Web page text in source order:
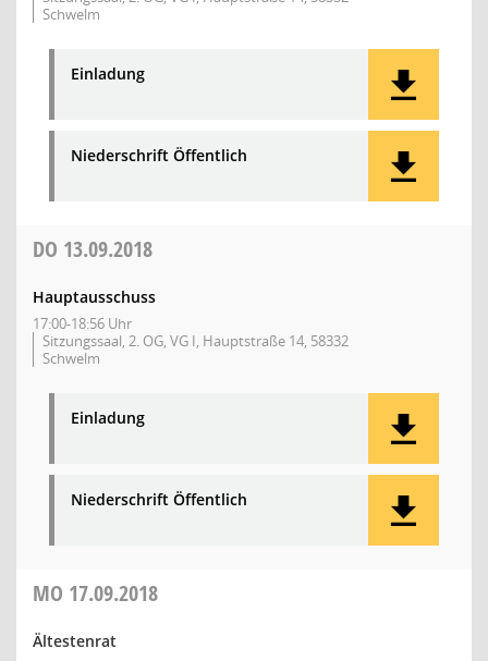
Schwelm
Einladung
Niederschrift Öffentlich
DO 13.09.2018
Hauptausschuss
17:00-18:56 Uhr
Sitzungssaal, 2. OG, VG I, Hauptstraße 14, 58332
Schwelm
Einladung
Niederschrift Öffentlich
MO 17.09.2018
Ältestenrat